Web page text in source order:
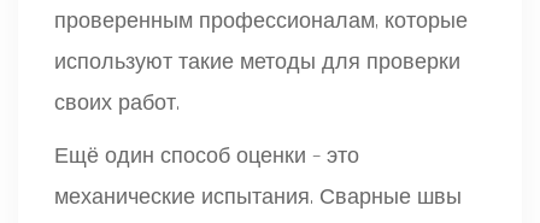
проверенным профессионалам, которые
используют такие методы для проверки
своих работ.
Ещё один способ оценки – это
механические испытания. Сварные швы